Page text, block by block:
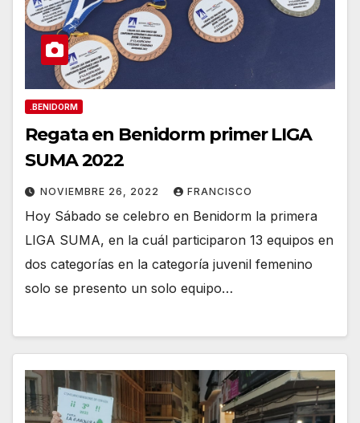
.BENIDORM
Regata en Benidorm primer LIGA
SUMA 2022
NOVIEMBRE 26, 2022 FRANCISCO
Hoy Sábado se celebro en Benidorm la primera
LIGA SUMA, en la cuál participaron 13 equipos en
dos categorías en la categoría juvenil femenino
solo se presento un solo equipo…